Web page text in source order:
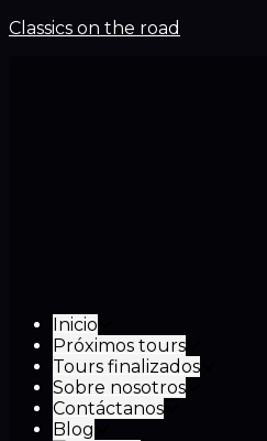
Classics on the road
Inicio
Próximos tours
Tours finalizados
Sobre nosotros
Contáctanos
Blog